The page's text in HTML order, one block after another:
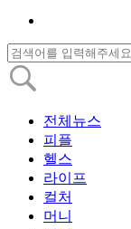
전체뉴스
피플
헬스
라이프
컬처
머니